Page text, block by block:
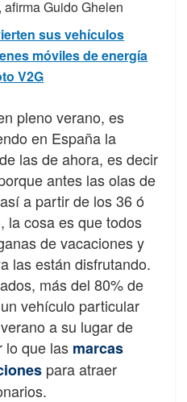
Guido Ghelen
sus vehículos
móviles de energía
V2G
pleno verano, es
en España la
las de ahora, es decir
antes las olas de
a partir de los 36 ó
la cosa es que todos
de vacaciones y
las están disfrutando.
más del 80% de
vehículo particular
a su lugar de
lo que las marcas
para atraer